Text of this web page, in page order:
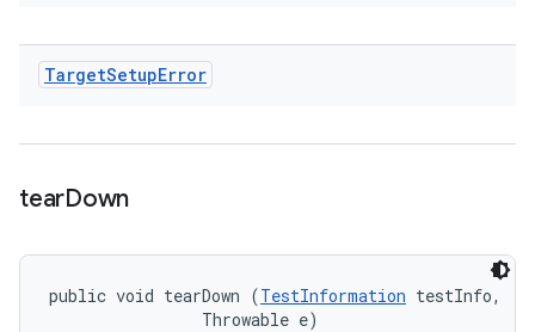
TargetSetupError
tearDown
public void tearDown (TestInformation testInfo,
                Throwable e)